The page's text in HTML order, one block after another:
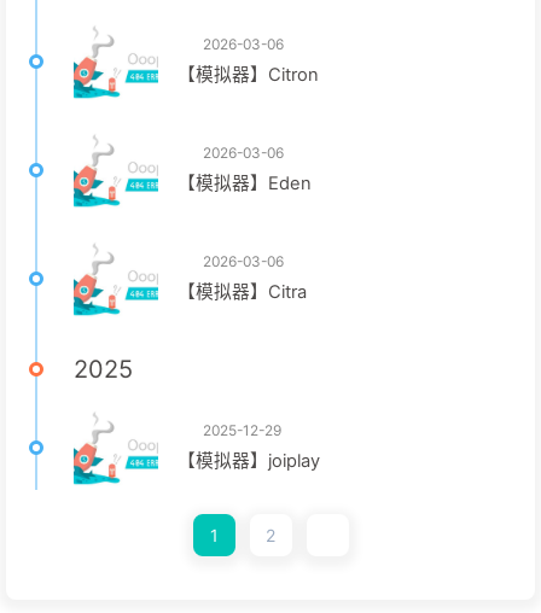
2026-03-06
【模拟器】Citron
2026-03-06
【模拟器】Eden
2026-03-06
【模拟器】Citra
2025
2025-12-29
【模拟器】joiplay
1 2